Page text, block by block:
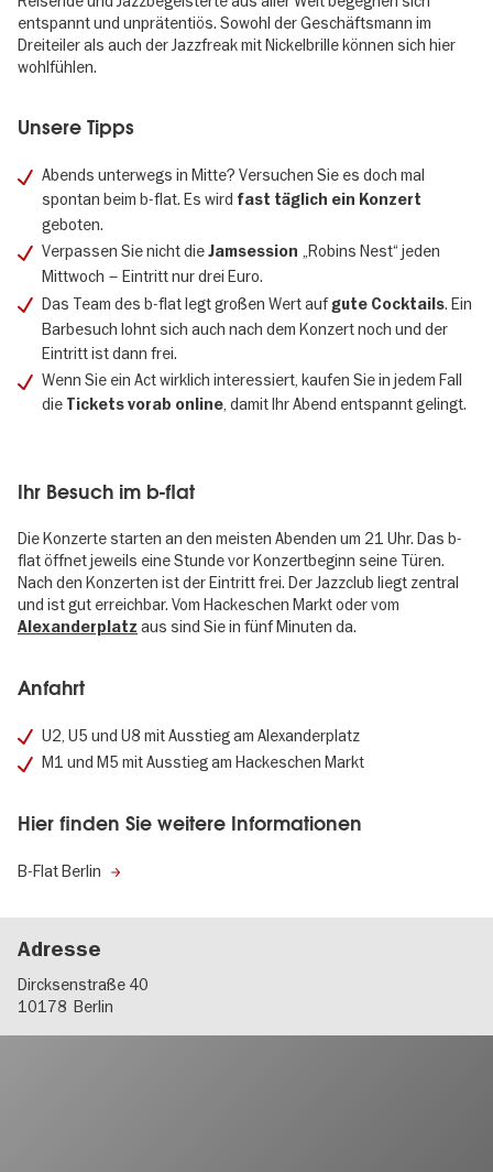
entspannt und unprätentiös. Sowohl der Geschäftsmann im
Dreiteiler als auch der Jazzfreak mit Nickelbrille können sich hier
wohlfühlen.
Unsere Tipps
Abends unterwegs in Mitte? Versuchen Sie es doch mal
spontan beim b-flat. Es wird fast täglich ein Konzert
geboten.
Verpassen Sie nicht dieJamsession „Robins Nest“ jeden
Mittwoch – Eintritt nur drei Euro.
Das Team des b-flat legt großen Wert aufgute Cocktails. Ein
Barbesuch lohnt sich auch nach dem Konzert noch und der
Eintritt ist dann frei.
Wenn Sie ein Act wirklich interessiert, kaufen Sie in jedem Fall
die Tickets vorab online, damit Ihr Abend entspannt gelingt.
Ihr Besuch im b-flat
Die Konzerte starten an den meisten Abenden um 21 Uhr. Das b-
flat öffnet jeweils eine Stunde vor Konzertbeginn seine Türen.
Nach den Konzerten ist der Eintritt frei. Der Jazzclub liegt zentral
und ist gut erreichbar. Vom Hackeschen Markt oder vom
Alexanderplatz aus sind Sie in fünf Minuten da.
Anfahrt
U2, U5 und U8 mit Ausstieg am Alexanderplatz
M1 und M5 mit Ausstieg am Hackeschen Markt
Hier finden Sie weitere Informationen
B-Flat Berlin
Adresse
Dircksenstraße 40
10178 Berlin